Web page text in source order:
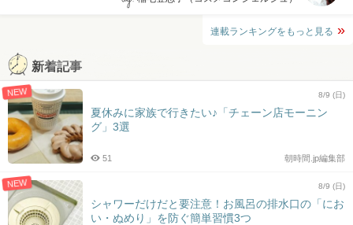
連載ランキングをもっと見る
新着記事
NEW 8/9 (日)
夏休みに家族で行きたい♪「チェーン店モーニン
グ」3選
朝時間.jp編集部
51
NEW 8/9 (日)
シャワーだけだと要注意！お風呂の排水口の「にお
い・ぬめり」を防ぐ簡単習慣3つ